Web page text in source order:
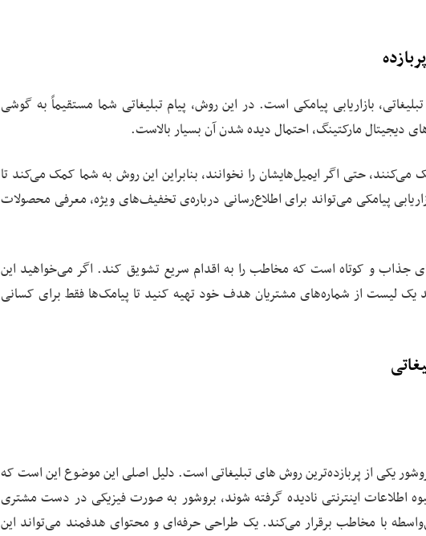
بازاریابی پیامکی است. در این روش، پیام تبلیغاتی شما مستقیماً به گوشی
دیجیتال مارکتینگ، احتمال دیده شدن آن بسیار بالاست.
حتی اگر ایمیل‌هایشان را نخوانند، بنابراین این روش به شما کمک می‌کند تا
پیامکی می‌تواند برای اطلاع‌رسانی درباره‌ی تخفیف‌های ویژه، معرفی محصولات
جذاب و کوتاه است که مخاطب را به اقدام سریع تشویق کند. اگر می‌خواهید این
یک لیست از شماره‌های مشتریان هدف خود تهیه کنید تا پیامک‌ها فقط برای کسانی
یکی از پربازده‌ترین روش‌ های تبلیغاتی است. دلیل اصلی این موضوع این است که
اطلاعات اینترنتی نادیده گرفته شوند، بروشور به‌ صورت فیزیکی در دست مشتری
با مخاطب برقرار می‌کند. یک طراحی حرفه‌ای و محتوای هدفمند می‌تواند این